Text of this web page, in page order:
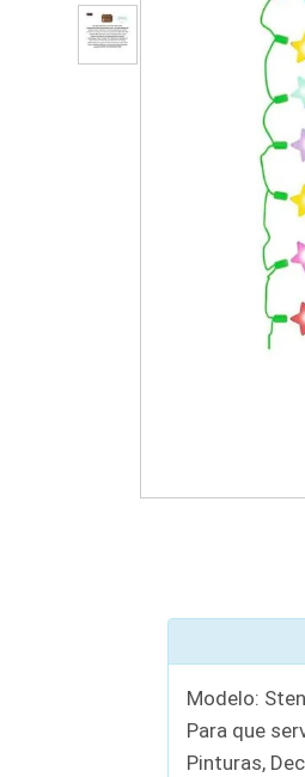
Modelo:
Para que
Pinturas,